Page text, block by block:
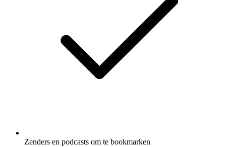
Zenders en podcasts om te bookmarken